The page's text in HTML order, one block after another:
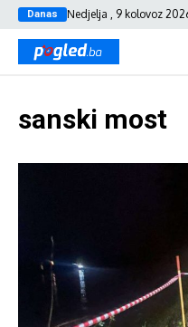
Danas Nedjelja , 9 kolovoz
sanski most